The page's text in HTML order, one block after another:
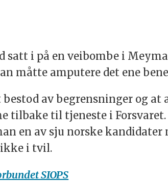
satt i på en veibombe i
måtte amputere det ene
av begrensninger og at
tilbake til tjeneste i Forsvaret.
en av sju norske kandidater
ikke i tvil.
SIOPS